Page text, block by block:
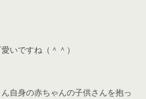
いですね（＾＾）
自身の赤ちゃんの子供さんを抱っ